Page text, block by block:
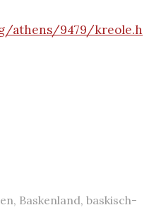
athens/9479/kreole.h
, Baskenland, baskisch-